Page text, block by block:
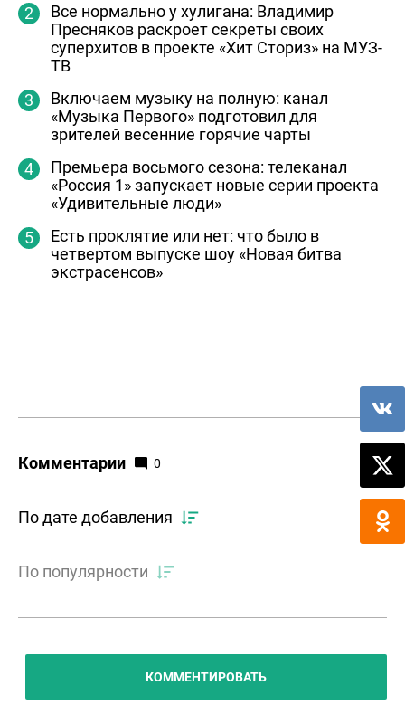
Все нормально у хулигана: Владимир
Пресняков раскроет секреты своих
суперхитов в проекте «Хит Сториз» на МУЗ-
ТВ
Включаем музыку на полную: канал
«Музыка Первого» подготовил для
зрителей весенние горячие чарты
Премьера восьмого сезона: телеканал
«Россия 1» запускает новые серии проекта
«Удивительные люди»
Есть проклятие или нет: что было в
четвертом выпуске шоу «Новая битва
экстрасенсов»
Комментарии 0
По дате добавления
По популярности
КОММЕНТИРОВАТЬ